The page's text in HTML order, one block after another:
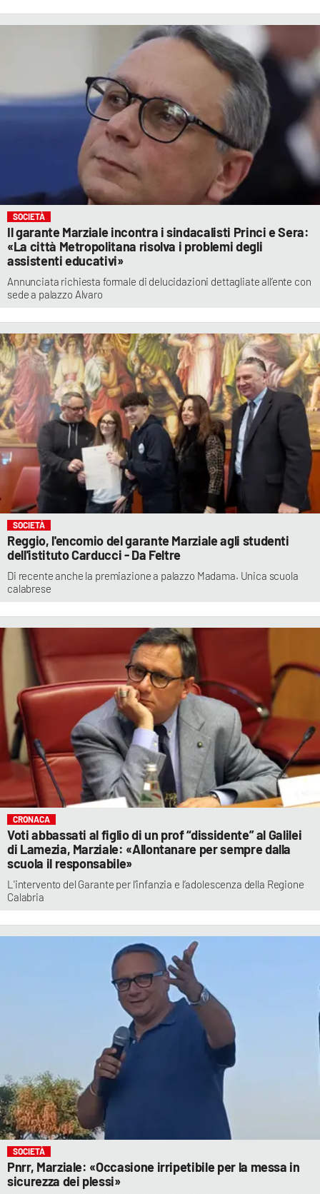
SOCIETÀ
Il garante Marziale incontra i sindacalisti Princi e Sera:
«La città Metropolitana risolva i problemi degli
assistenti educativi»
Annunciata richiesta formale di delucidazioni dettagliate all’ente con
sede a palazzo Alvaro
SOCIETÀ
Reggio, l'encomio del garante Marziale agli studenti
dell'istituto Carducci - Da Feltre
Di recente anche la premiazione a palazzo Madama. Unica scuola
calabrese
CRONACA
Voti abbassati al figlio di un prof “dissidente” al Galilei
di Lamezia, Marziale: «Allontanare per sempre dalla
scuola il responsabile»
L'intervento del Garante per l’infanzia e l’adolescenza della Regione
Calabria
SOCIETÀ
Pnrr, Marziale: «Occasione irripetibile per la messa in
sicurezza dei plessi»